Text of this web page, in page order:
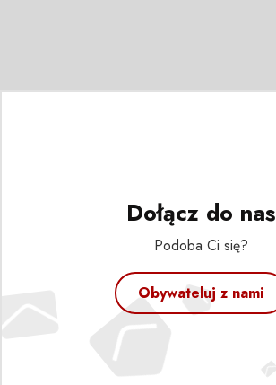
Dołącz do nas
Podoba Ci się?
Obywateluj z nami